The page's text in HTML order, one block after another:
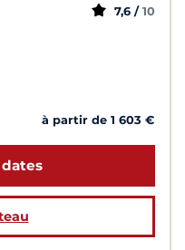
7,6 / 10
à partir de 1 603 €